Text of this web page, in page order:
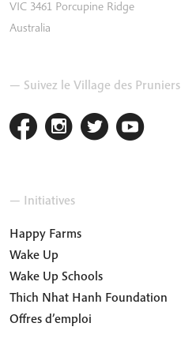
VIC 3461 Porcupine Ridge
Australia
— Suivez le Village des Pruniers
— Initiatives
Happy Farms
Wake Up
Wake Up Schools
Thich Nhat Hanh Foundation
Offres d’emploi